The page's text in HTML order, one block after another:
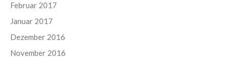
Februar 2017
Januar 2017
Dezember 2016
November 2016